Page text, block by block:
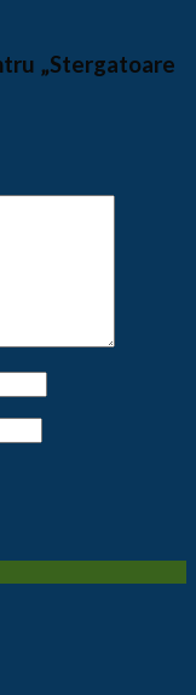
„Stergatoare